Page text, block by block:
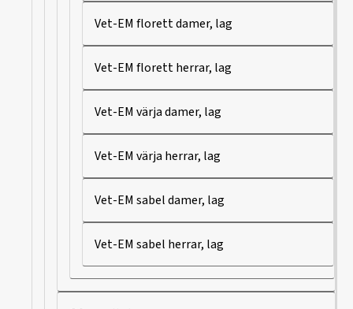
Vet-EM florett damer, lag
Vet-EM florett herrar, lag
Vet-EM värja damer, lag
Vet-EM värja herrar, lag
Vet-EM sabel damer, lag
Vet-EM sabel herrar, lag